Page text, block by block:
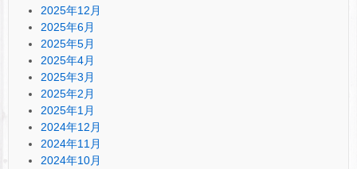
2025年12月
2025年6月
2025年5月
2025年4月
2025年3月
2025年2月
2025年1月
2024年12月
2024年11月
2024年10月